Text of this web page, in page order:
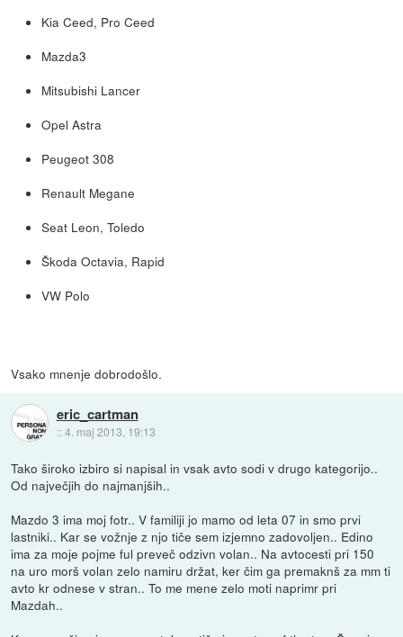
Kia Ceed, Pro Ceed
Mazda3
Mitsubishi Lancer
Opel Astra
Peugeot 308
Renault Megane
Seat Leon, Toledo
Škoda Octavia, Rapid
VW Polo
Vsako mnenje dobrodošlo.
eric_cartman
::4. maj 2013, 19:13
Tako široko izbiro si napisal in vsak avto sodi v drugo kategorijo..
Od največjih do najmanjših..
Mazdo 3 ima moj fotr.. V familiji jo mamo od leta 07 in smo prvi
lastniki.. Kar se vožnje z njo tiče sem izjemno zadovoljen.. Edino
ima za moje pojme ful preveč odzivn volan.. Na avtocesti pri 150
na uro morš volan zelo namiru držat, ker čim ga premaknš za mm ti
avto kr odnese v stran.. To me mene zelo moti naprimr pri
Mazdah..